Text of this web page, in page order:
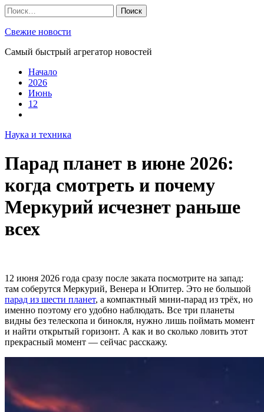
Skip
to
content
Найти:
Свежие новости
Самый быстрый агрегатор новостей
Начало
2026
Июнь
12
Наука и техника
Парад планет в июне 2026:
когда смотреть и почему
Меркурий исчезнет раньше
всех
12 июня 2026 года сразу после заката посмотрите на запад:
там соберутся Меркурий, Венера и Юпитер. Это не большой
парад из шести планет, а компактный мини-парад из трёх, но
именно поэтому его удобно наблюдать. Все три планеты
видны без телескопа и бинокля, нужно лишь поймать момент
и найти открытый горизонт. А как и во сколько ловить этот
прекрасный момент — сейчас расскажу.